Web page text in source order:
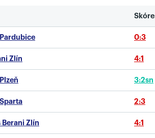
Skóre
0:3
Zlín 4:1
3:2sn
2:3
Berani Zlín 4:1